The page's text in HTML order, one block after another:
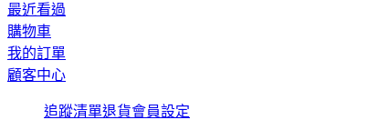
最近看過
購物車
我的訂單
顧客中心
追蹤清單退貨會員設定